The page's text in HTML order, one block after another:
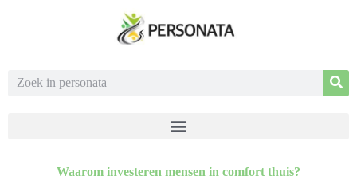
Waarom investeren mensen in comfort thuis?